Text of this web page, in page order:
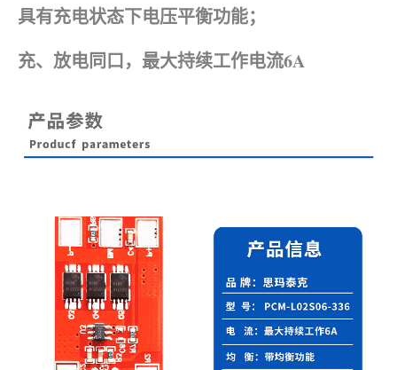
具有充电状态下电压平衡功能；
充、放电同口，最大持续工作电流6A